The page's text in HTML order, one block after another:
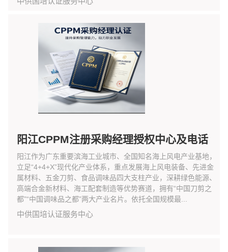
阳江CPPM注册采购经理授权中心及电话
阳江作为广东重要滨海工业城市、全国知名海上风电产业基地，
立足“4+4+X”现代化产业体系，重点发展海上风电装备、先进金
属材料、五金刀剪、食品调味品四大支柱产业，深耕绿色能源、
高端合金新材料、海工配套制造等优势赛道，拥有“中国刀剪之
都”“中国调味品之都”两大产业名片。依托全国规模最...
中供国培认证服务中心